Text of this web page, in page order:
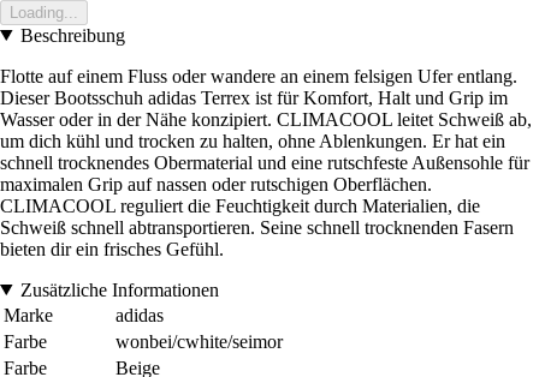
Loading...
Beschreibung
Flotte auf einem Fluss oder wandere an einem felsigen Ufer entlang.
Dieser Bootsschuh adidas Terrex ist für Komfort, Halt und Grip im
Wasser oder in der Nähe konzipiert. CLIMACOOL leitet Schweiß ab,
um dich kühl und trocken zu halten, ohne Ablenkungen. Er hat ein
schnell trocknendes Obermaterial und eine rutschfeste Außensohle für
maximalen Grip auf nassen oder rutschigen Oberflächen.
CLIMACOOL reguliert die Feuchtigkeit durch Materialien, die
Schweiß schnell abtransportieren. Seine schnell trocknenden Fasern
bieten dir ein frisches Gefühl.
Zusätzliche Informationen
Marke
adidas
Farbe
wonbei/cwhite/seimor
Farbe
Beige